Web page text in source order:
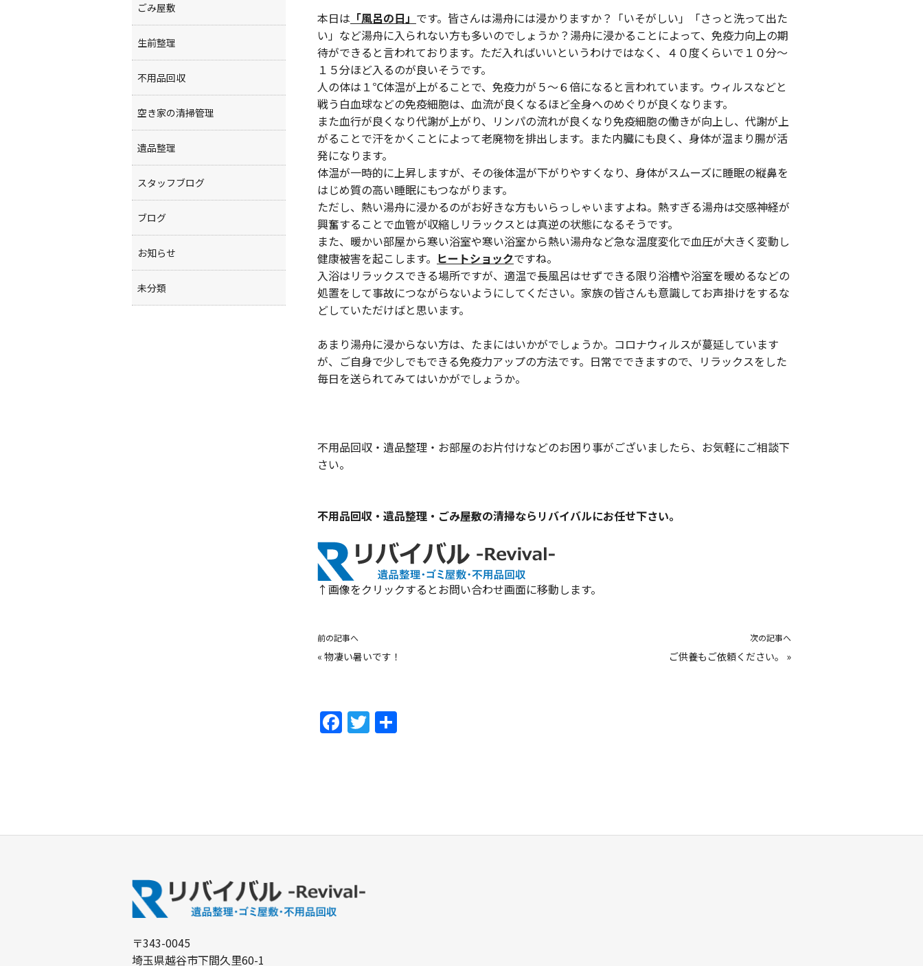
本日は 「風呂の日」 です。皆さんは湯舟には浸かりますか？「いそがしい」「さっと洗って出た
い」など湯舟に入られない方も多いのでしょうか？湯舟に浸かることによって、免疫力向上の期
待ができると言われております。ただ入ればいいというわけではなく、４０度くらいで１０分～
１５分ほど入るのが良いそうです。
人の体は１℃体温が上がることで、免疫力が５～６倍になると言われています。ウィルスなどと
戦う白血球などの免疫細胞は、血流が良くなるほど全身へのめぐりが良くなります。
また血行が良くなり代謝が上がり、リンパの流れが良くなり免疫細胞の働きが向上し、代謝が上
がることで汗をかくことによって老廃物を排出します。また内臓にも良く、身体が温まり腸が活
発になります。
体温が一時的に上昇しますが、その後体温が下がりやすくなり、身体がスムーズに睡眠の縦鼻を
はじめ質の高い睡眠にもつながります。
ただし、熱い湯舟に浸かるのがお好きな方もいらっしゃいますよね。熱すぎる湯舟は交感神経が
興奮することで血管が収縮しリラックスとは真逆の状態になるそうです。
また、暖かい部屋から寒い浴室や寒い浴室から熱い湯舟など急な温度変化で血圧が大きく変動し
健康被害を起こします。 ヒートショックですね。
入浴はリラックスできる場所ですが、適温で長風呂はせずできる限り浴槽や浴室を暖めるなどの
処置をして事故につながらないようにしてください。家族の皆さんも意識してお声掛けをするな
どしていただけばと思います。
あまり湯舟に浸からない方は、たまにはいかがでしょうか。コロナウィルスが蔓延しています
が、ご自身で少しでもできる免疫力アップの方法です。日常でできますので、リラックスをした
毎日を送られてみてはいかがでしょうか。
不用品回収・遺品整理・お部屋のお片付けなどのお困り事がございましたら、お気軽にご相談下
さい。
不用品回収・遺品整理・ごみ屋敷の清掃ならリバイバルにお任せ下さい。
↑画像をクリックするとお問い合わせ画面に移動します。
前の記事へ
« 物凄い暑いです！
次の記事へ
ご供養もご依頼ください。 »
F
o
T
ごみ屋敷
生前整理
不用品回収
空き家の清掃管理
遺品整理
スタッフブログ
ブログ
お知らせ
未分類
〒343-0045
埼玉県越谷市下間久里60-1